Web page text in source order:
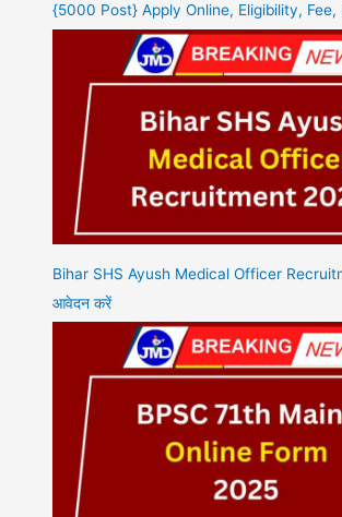
{5000 Post} Apply Online, Eligibility,
Bihar SHS Ayush Medical Officer
आवेदन करें